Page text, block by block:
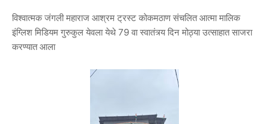
विश्वात्मक जंगली महाराज आश्रम ट्रस्ट कोकमठाण संचलित आत्मा मालिक
इंग्लिश मिडियम गुरुकुल येवला येथे 79 वा स्वातंत्र्य दिन मोठ्या उत्साहात साजरा
करण्यात आला